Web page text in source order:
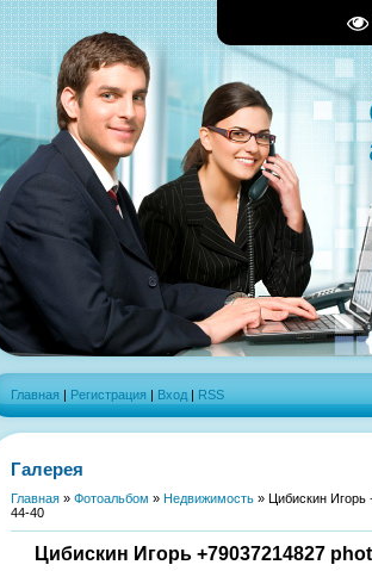
Главная | Регистрация | Вход | RSS
Галерея
Главная » Фотоальбом » Недвижимость » Цибискин Игорь
44-40
Цибискин Игорь +79037214827